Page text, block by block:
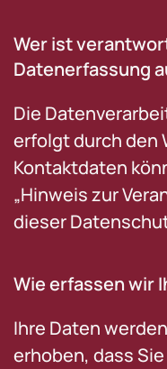
Wer ist
Datenerfassung
Die
erfolgt durch den
Kontaktdaten
„Hinweis zur
dieser
Wie erfassen wir
Ihre Daten
erhoben, dass